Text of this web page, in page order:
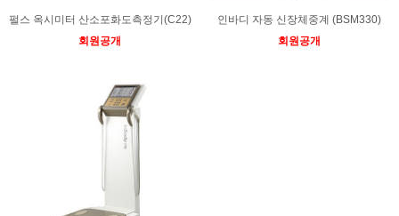
펄스 옥시미터 산소포화도측정기(C22)
회원공개
인바디 자동 신장체중계 (BSM330)
회원공개